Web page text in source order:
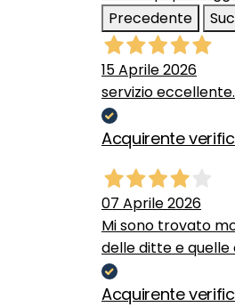
Precedente
15 Aprile 2026
servizio
Acquirente
07 Aprile 2026
Mi sono trovato
delle ditte e quelle
Acquirente